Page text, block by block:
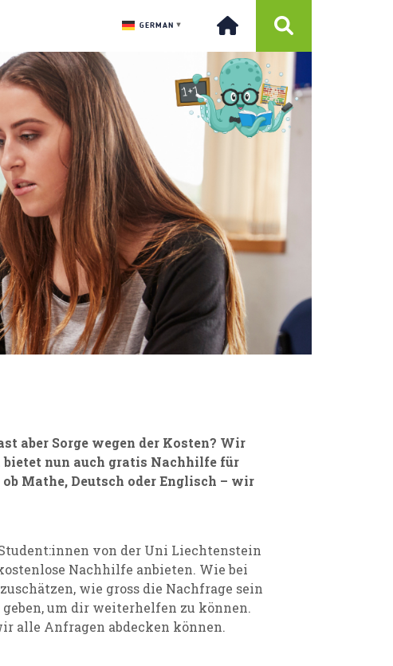
GERMAN ▼
aber Sorge wegen der Kosten? Wir
nun auch gratis Nachhilfe für
Mathe, Deutsch oder Englisch – wir
von der Uni Liechtenstein
Nachhilfe anbieten. Wie bei
wie gross die Nachfrage sein
um dir weiterhelfen zu können.
alle Anfragen abdecken können.